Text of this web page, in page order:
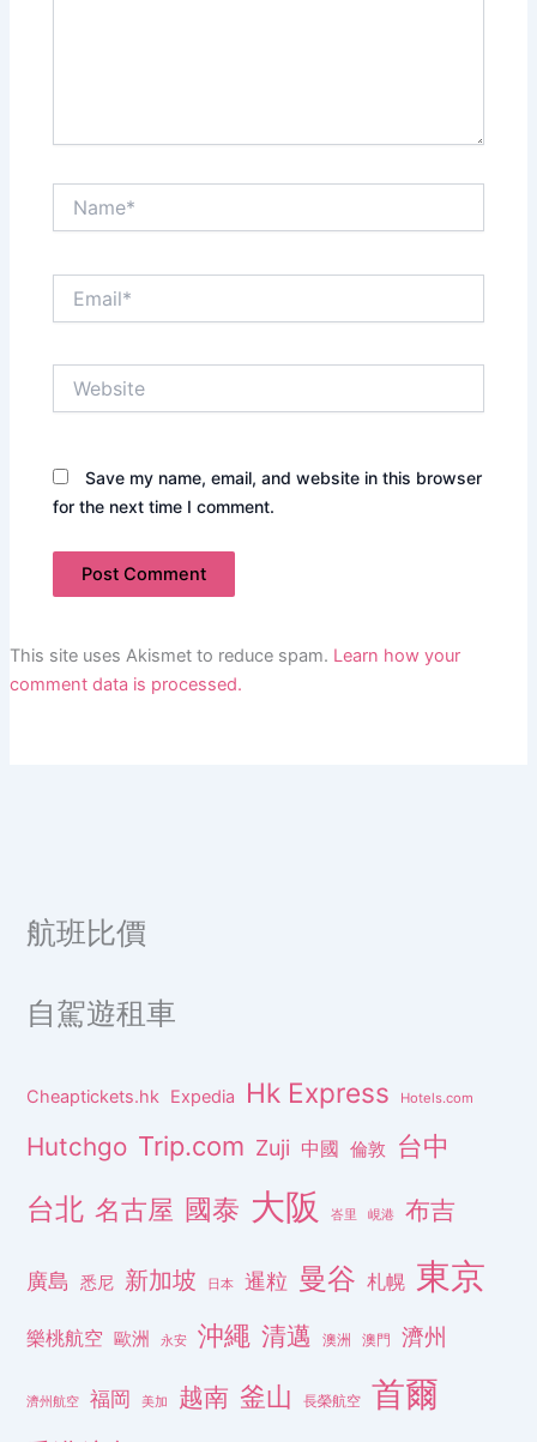
Save my name, email, and website in this browser
for the next time I comment.
This site uses Akismet to reduce spam. Learn how your
comment data is processed.
航班比價
自駕遊租車
Cheaptickets.hk Expedia Hk Express Hotels.com
Hutchgo Trip.com Zuji 中國 倫敦 台中
台北 名古屋 國泰 大阪 峇里 峴港 布吉
廣島 悉尼 新加坡 日本 暹粒 曼谷 札幌 東京
樂桃航空 歐洲 永安 沖繩 清邁 澳洲 澳門 濟州
濟州航空 福岡 美加 越南 釜山 長榮航空 首爾